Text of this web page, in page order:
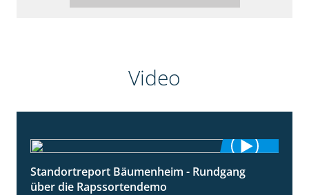
Video
6:03
Standortreport Bäumenheim - Rundgang
über die Rapssortendemo